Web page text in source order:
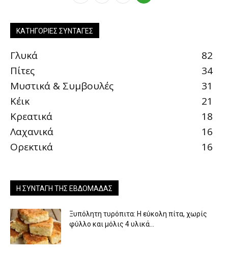
ΚΑΤΗΓΟΡΊΕΣ ΣΥΝΤΑΓΈΣ
Γλυκά
82
Πίτες
34
Μυστικά & Συμβουλές
31
Κέικ
21
Κρεατικά
18
Λαχανικά
16
Ορεκτικά
16
Η ΣΥΝΤΑΓΉ ΤΗΣ ΕΒΔΟΜΆΔΑΣ
Ξυπόλητη τυρόπιτα: Η εύκολη πίτα, χωρίς
φύλλο και μόλις 4 υλικά...